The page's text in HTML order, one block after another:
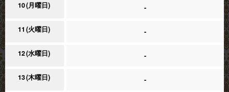
10 月曜日 -
11 火曜日 -
12 水曜日 -
13 木曜日 -